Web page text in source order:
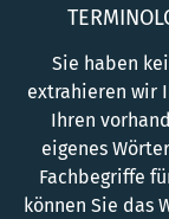
Sie haben
extrahieren wir
Ihren
eigenes
Fachbegriffe
können Sie das